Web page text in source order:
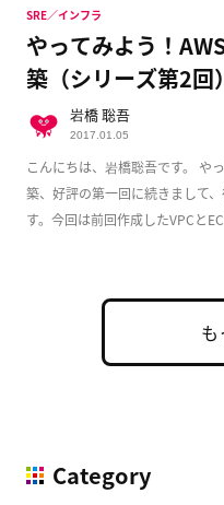
やってみよう！
築（シリーズ第2回）
こんにちは、岩橋聡吾です。 や
築、好評の第一回に続きまして
す。今回は前回作成したVPCと
SRE／インフラ
岩橋 聡吾
2017.01.05
も
Category